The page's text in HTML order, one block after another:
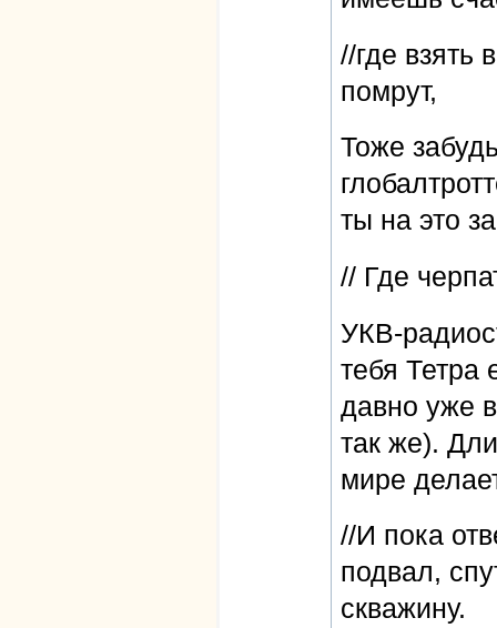
//где взять
помрут,
Тоже
ты на это
// Где
УКВ-
тебя Тетра
давно уже
так же).
мире
//И пока
подвал,
скважину.